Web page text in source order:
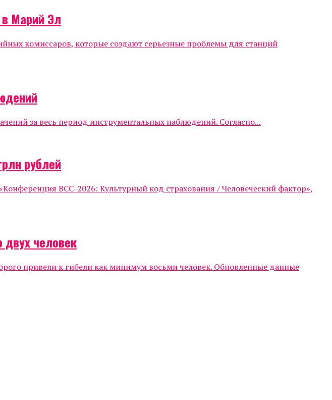
Марий Эл
комиссаров, которые создают серьезные проблемы для станций
за весь период инструментальных наблюдений. Согласно...
рублей
ВСС-2026: Культурный код страхования / Человеческий фактор»,
человек
привели к гибели как минимум восьми человек. Обновленные данные